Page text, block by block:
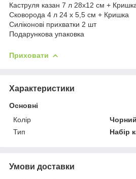
Каструля казан 7 л 28х12 см +
Сковорода 4 л 24 х 5,5 см + Кришка
Силіконові прихватки 2 шт
Подарункова упаковка
Приховати
Характеристики
Основні
Колір
Чорний
Тип
Набір
Умови доставки